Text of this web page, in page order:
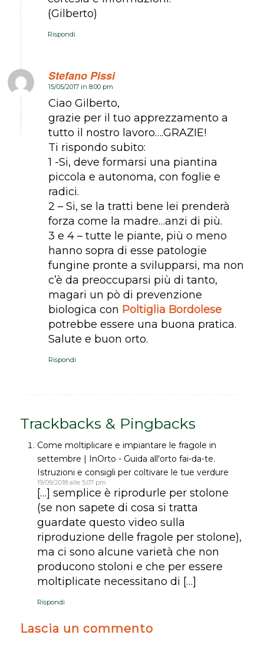
(Gilberto)
Rispondi
Stefano Pissi
dice:
15/05/2017 in 8:00 pm
Ciao Gilberto,
grazie per il tuo apprezzamento a
tutto il nostro lavoro….GRAZIE!
Ti rispondo subito:
1 -Si, deve formarsi una piantina
piccola e autonoma, con foglie e
radici.
2 – Si, se la tratti bene lei prenderà
forza come la madre…anzi di più.
3 e 4 – tutte le piante, più o meno
hanno sopra di esse patologie
fungine pronte a svilupparsi, ma non
c’è da preoccuparsi più di tanto,
magari un pò di prevenzione
biologica con Poltiglia Bordolese
potrebbe essere una buona pratica.
Salute e buon orto.
Rispondi
Trackbacks & Pingbacks
Come moltiplicare e impiantare le fragole in
settembre | InOrto - Guida all'orto fai-da-te.
Istruzioni e consigli per coltivare le tue verdure
19/09/2018 alle 5:07 pm
[…] semplice è riprodurle per stolone
(se non sapete di cosa si tratta
guardate questo video sulla
riproduzione delle fragole per stolone),
ma ci sono alcune varietà che non
producono stoloni e che per essere
moltiplicate necessitano di […]
Rispondi
Lascia un commento